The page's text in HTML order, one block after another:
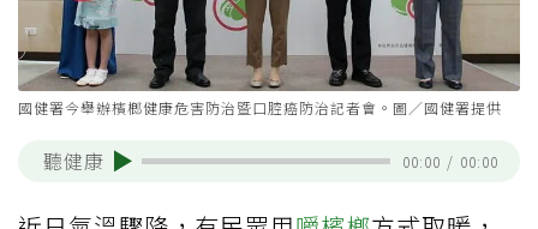
國健署今舉辦檳榔健康危害防治暨口腔癌防治記者會。圖／國健署提供
聽健康 00:00 / 00:00